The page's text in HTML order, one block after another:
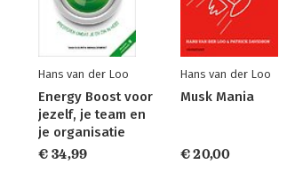
Hans van der Loo
Energy Boost voor
jezelf, je team en
je organisatie
€ 34,99
Hans van der Loo
Musk Mania
€ 20,00